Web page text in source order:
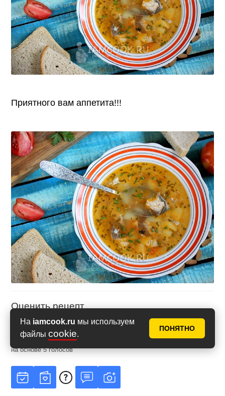
На iamcook.ru мы используем
файлы cookie.
ПОНЯТНО
Приятного вам аппетита!!!
Оценить рецепт
из5
на основе5голосов